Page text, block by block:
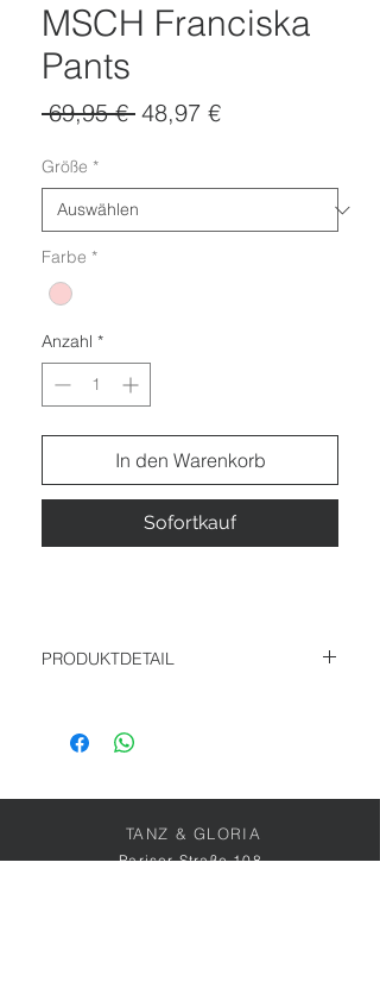
MSCH Franciska
Pants
69,95 € Standardpreis
48,97 €Sale-
Größe *
Farbe *
Anzahl *
In den Warenkorb
Sofortkauf
PRODUKTDETAIL
TANZ & GLORIA
Pariser Straße 108